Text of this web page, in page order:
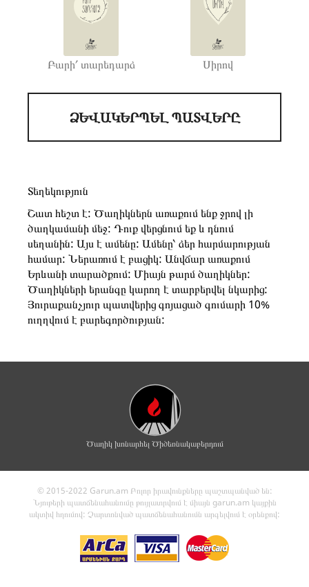
Բարի՛ տարեդարձ Սիրով
ՁԵՎԱԿԵՐՊԵԼ ՊԱՏՎԵՐԸ
Տեղեկություն
Շատ հեշտ է: Ծաղիկներն առաքում ենք ջրով լի
ծաղկամանի մեջ: Դուք վերցնում եք և դնում
սեղանին: Այս է ամենը: Ամենը՝ ձեր հարմարության
համար: Ներառում է բացիկ: Անվճար առաքում
Երևանի տարածքում: Միայն թարմ ծաղիկներ:
Ծաղիկների երանգը կարող է տարբերվել նկարից:
Յուրաքանչյուր պատվերից գոյացած գումարի 10%
ուղղվում է բարեգործության:
Ծաղիկ խոնարհել Ծիծեռնակաբերդում
© 2015-2022 Garun.am Բոլոր իրավունքները պաշտպանված են:
Նյութերի պատճենահանումը թույլատրվում է միայն garun.am կայքին
ակտիվ հղումով: Չարտոնված պատճենահանումն արգելվում է օրենքով: